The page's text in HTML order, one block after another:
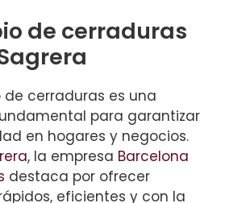
de cerraduras
de cerraduras es una
para garantizar
en hogares y negocios.
, la empresa Barcelona
destaca por ofrecer
eficientes y con la